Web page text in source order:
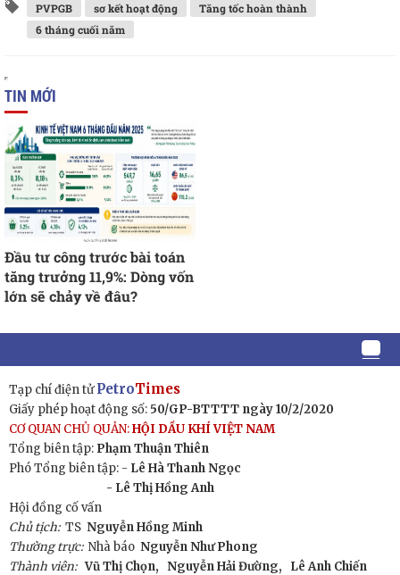
PVPGB sơ kết hoạt động
Tăng tốc hoàn thành
6 tháng cuối năm
TIN MỚI
Đầu tư công trước bài toán
tăng trưởng 11,9%: Dòng vốn
lớn sẽ chảy về đâu?
Tạp chí điện tửPetroTimes
Giấy phép hoạt động số: 50/GP-BTTTT ngày 10/2/2020
CƠ QUAN CHỦ QUẢN:HỘI DẦU KHÍ VIỆT NAM
Tổng biên tập: Phạm Thuận Thiên
Phó Tổng biên tập: - Lê Hà Thanh Ngọc
- Lê Thị Hồng Anh
Hội đồng cố vấn
Chủ tịch:TS Nguyễn Hồng Minh
Thường trực: Nhà báo Nguyễn Như Phong
Thành viên: Vũ Thị Chọn, Nguyễn Hải Đường, Lê Anh Chiến